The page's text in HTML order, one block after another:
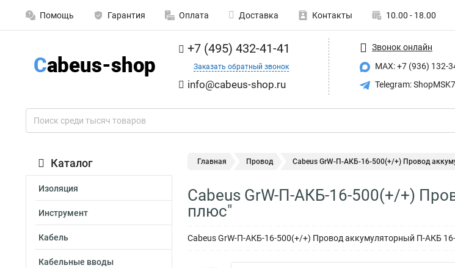
Помощь Гарантия Оплата Доставка Контакты 10.00 - 18.00
+7 (495) 432-41-41
Заказать обратный звонок
info@cabeus-shop.ru
Звонок онлайн
MAX: +7 (936) 132-
Telegram: ShopMSK7
Каталог
Изоляция
Инструмент
Кабель
Кабельные вводы
Главная Провод Cabeus GrW-П-АКБ-16-500(+/+) Провод
Cabeus GrW-П-АКБ-16-500(+/+)
плюс"
Cabeus GrW-П-АКБ-16-500(+/+) Провод аккумуляторный П-АКБ